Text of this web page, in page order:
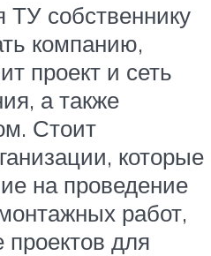
ТУ собственнику
компанию,
проект и сеть
а также
Стоит
которые
на проведение
работ,
проектов для